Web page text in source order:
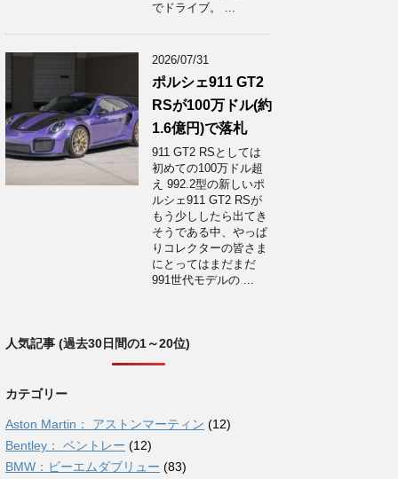
でドライブ。 ...
2026/07/31
ポルシェ911 GT2
RSが100万ドル(約
1.6億円)で落札
911 GT2 RSとしては
初めての100万ドル超
え 992.2型の新しいポ
ルシェ911 GT2 RSが
もう少ししたら出てき
そうである中、やっぱ
りコレクターの皆さま
にとってはまだまだ
991世代モデルの ...
人気記事 (過去30日間の1～20位)
カテゴリー
Aston Martin： アストンマーティン (12)
Bentley： ベントレー (12)
BMW：ビーエムダブリュー (83)